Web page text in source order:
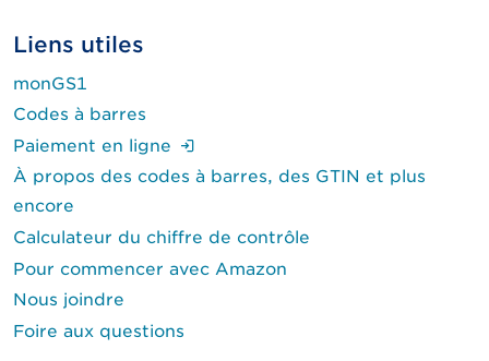
Liens utiles
monGS1
Codes à barres
Paiement en ligne
À propos des codes à barres, des GTIN et plus
encore
Calculateur du chiffre de contrôle
Pour commencer avec Amazon
Nous joindre
Foire aux questions